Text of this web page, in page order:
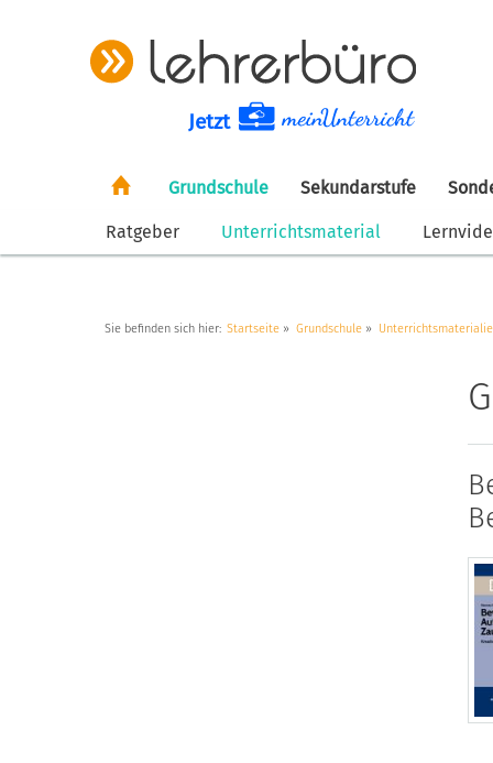
Jetzt
Grundschule
Ratgeber Unterrichtsmaterial
Sekundarstufe
Sie befinden sich hier: Startseite Grundschule